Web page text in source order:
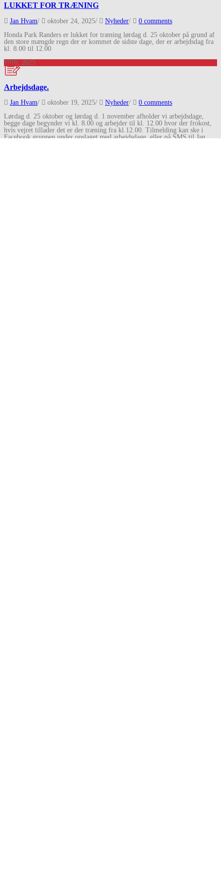
LUKKET FOR TRÆNING
Jan Hvam/ oktober 24, 2025/ Nyheder/
0 comments
Honda Park Randers er lukket for træning lørdag d. 25 oktober på grund af
den store mængde regn der er kommet de sidste dage, der er arbejdsdag fra
kl. 8.00 til 12.00
1910, 2025
Arbejdsdage.
Jan Hvam/ oktober 19, 2025/ Nyheder/
0 comments
Lørdag d. 25 oktober og lørdag d. 1 november afholder vi arbejdsdage,
begge dage begynder vi kl. 8.00 og arbejder til kl. 12.00 hvor der frokost,
hvis vejret tillader det er der træning fra kl.12.00. Tilmelding kan ske i
Facebook gruppen under opslaget med arbejdsdage, eller på SMS til Jan